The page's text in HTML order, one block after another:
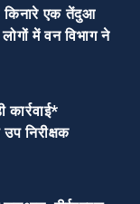
एक तेंदुआ
में वन विभाग ने
निरीक्षक